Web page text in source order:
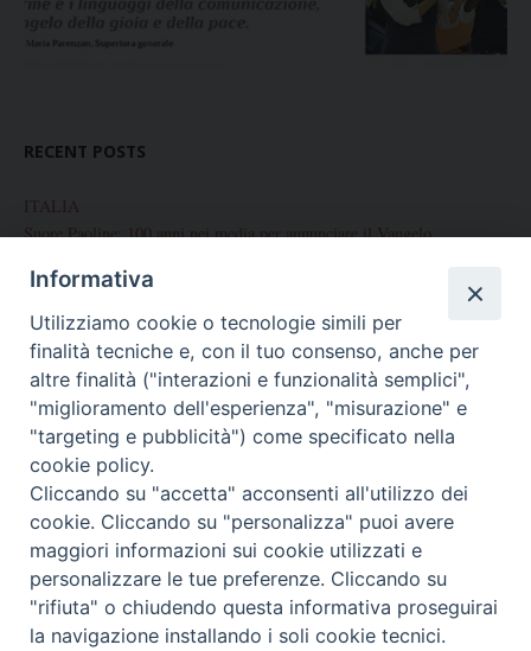
RECENT POSTS
ITALIA
Suore Paoline: 100 anni nei media per annunciare il Vangelo
Chiusura del Centenario di Fondazione delle Figlie di San Paolo
Corso internazionale di preparazione alla Professione Perpetua
Palermo: Conclusione Centenario di fondazione
Celebrazione del Centenario a Brescia
ARCHIVES
Archives
Informativa
Utilizziamo cookie o tecnologie simili per
finalità tecniche e, con il tuo consenso, anche per
altre finalità ("interazioni e funzionalità semplici",
"miglioramento dell'esperienza", "misurazione" e
"targeting e pubblicità") come specificato nella
cookie policy.
Cliccando su "accetta" acconsenti all'utilizzo dei
cookie. Cliccando su "personalizza" puoi avere
maggiori informazioni sui cookie utilizzati e
personalizzare le tue preferenze. Cliccando su
"rifiuta" o chiudendo questa informativa proseguirai
la navigazione installando i soli cookie tecnici.